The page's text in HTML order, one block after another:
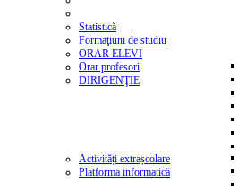
Statistică
Formaţiuni de studiu
ORAR ELEVI
Orar profesori
DIRIGENŢIE
Activități extrașcolare
Platforma informatică